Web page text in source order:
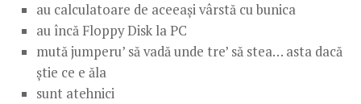
au calculatoare de aceeași vârstă cu bunica
au încă Floppy Disk la PC
mută jumperu’ să vadă unde tre’ să stea… asta dacă
știe ce e ăla
sunt atehnici